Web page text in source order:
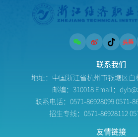
联系我们
地址：中国浙江省杭州市钱塘区白
邮编：310018 Email：
联系电话：0571-86928099 0571-
招生专线：0571-86928112
友情链接